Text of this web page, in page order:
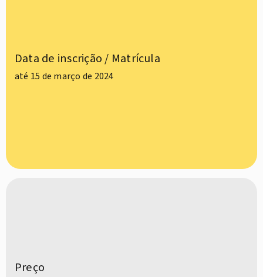
Data de inscrição / Matrícula
até 15 de março de 2024
Preço